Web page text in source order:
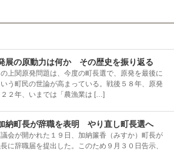
展の原動力は何か その歴史を振り返る
上関原発問題は、今度の町長選で、原発を最後に
う町民の世論が高まっている。戦後５８年、原発
２年、いまでは「農漁業は […]
納町長が辞職を表明 やり直し町長選へ
会が開かれた１９日、加納簾香（みすか）町長が
に辞職届を提出した。このため９月３０日告示、